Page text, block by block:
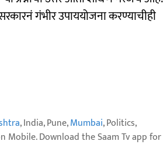
गंभीर उपाययोजना करण्याचीही
, India, Pune,Mumbai, Politics,
Mobile. Download the Saam Tv app for